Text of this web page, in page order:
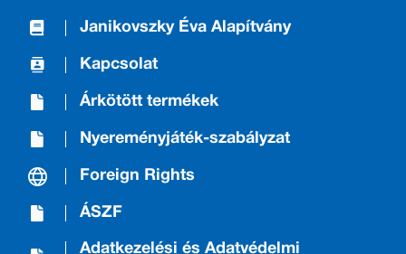
Janikovszky Éva Alapítvány
Kapcsolat
Árkötött termékek
Nyereményjáték-szabályzat
Foreign Rights
ÁSZF
Adatkezelési és Adatvédelmi